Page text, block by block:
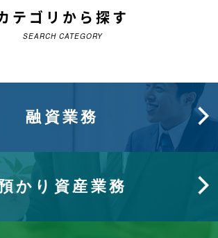
テゴリから探す
SEARCH CATEGORY
融資業務
かり資産業務